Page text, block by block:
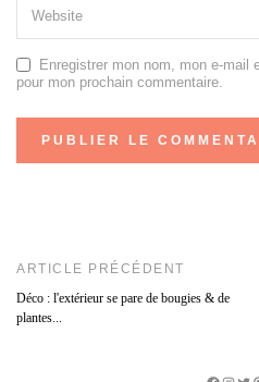
Enregistrer mon nom, mon e-mail
pour mon prochain commentaire.
ARTICLE PRÉCÉDENT
Déco : l'extérieur se pare de bougies & de
plantes...